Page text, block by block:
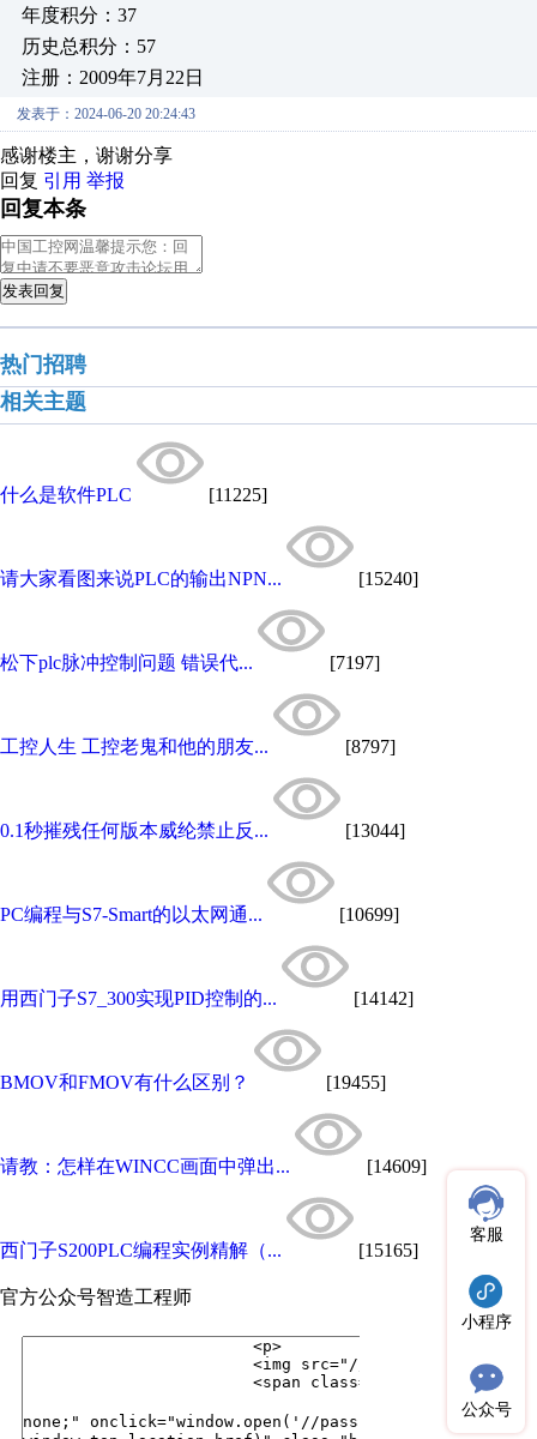
年度积分：37
历史总积分：57
注册：2009年7月22日
发表于：2024-06-20 20:24:43
感谢楼主，谢谢分享
回复 引用 举报
回复本条
发表回复
热门招聘
相关主题
什么是软件PLC [11225]
请大家看图来说PLC的输出NPN... [15240]
松下plc脉冲控制问题 错误代... [7197]
工控人生 工控老鬼和他的朋友... [8797]
0.1秒摧残任何版本威纶禁止反... [13044]
PC编程与S7-Smart的以太网通... [10699]
用西门子S7_300实现PID控制的... [14142]
BMOV和FMOV有什么区别？ [19455]
请教：怎样在WINCC画面中弹出... [14609]
西门子S200PLC编程实例精解（... [15165]
官方公众号智造工程师
客服
小程序
公众号